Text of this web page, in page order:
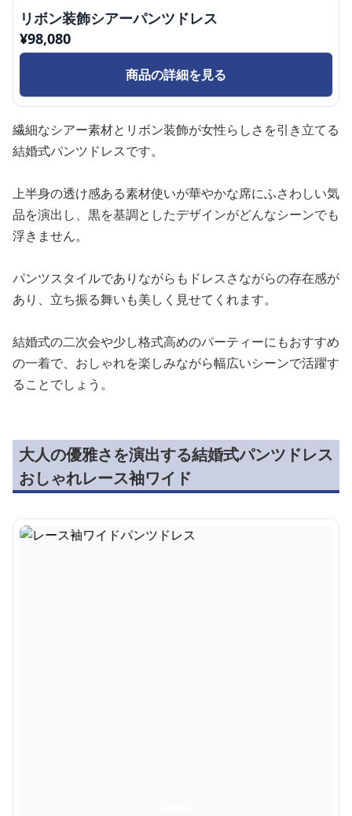
リボン装飾シアーパンツドレス
¥98,080
商品の詳細を見る
繊細なシアー素材とリボン装飾が女性らしさを引き立てる
結婚式パンツドレスです。
上半身の透け感ある素材使いが華やかな席にふさわしい気
品を演出し、黒を基調としたデザインがどんなシーンでも
浮きません。
パンツスタイルでありながらもドレスさながらの存在感が
あり、立ち振る舞いも美しく見せてくれます。
結婚式の二次会や少し格式高めのパーティーにもおすすめ
の一着で、おしゃれを楽しみながら幅広いシーンで活躍す
ることでしょう。
大人の優雅さを演出する結婚式パンツドレス
おしゃれレース袖ワイド